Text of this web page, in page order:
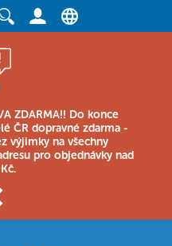
ZDARMA!! Do konce
ČR dopravné zdarma -
výjimky na všechny
pro objednávky nad